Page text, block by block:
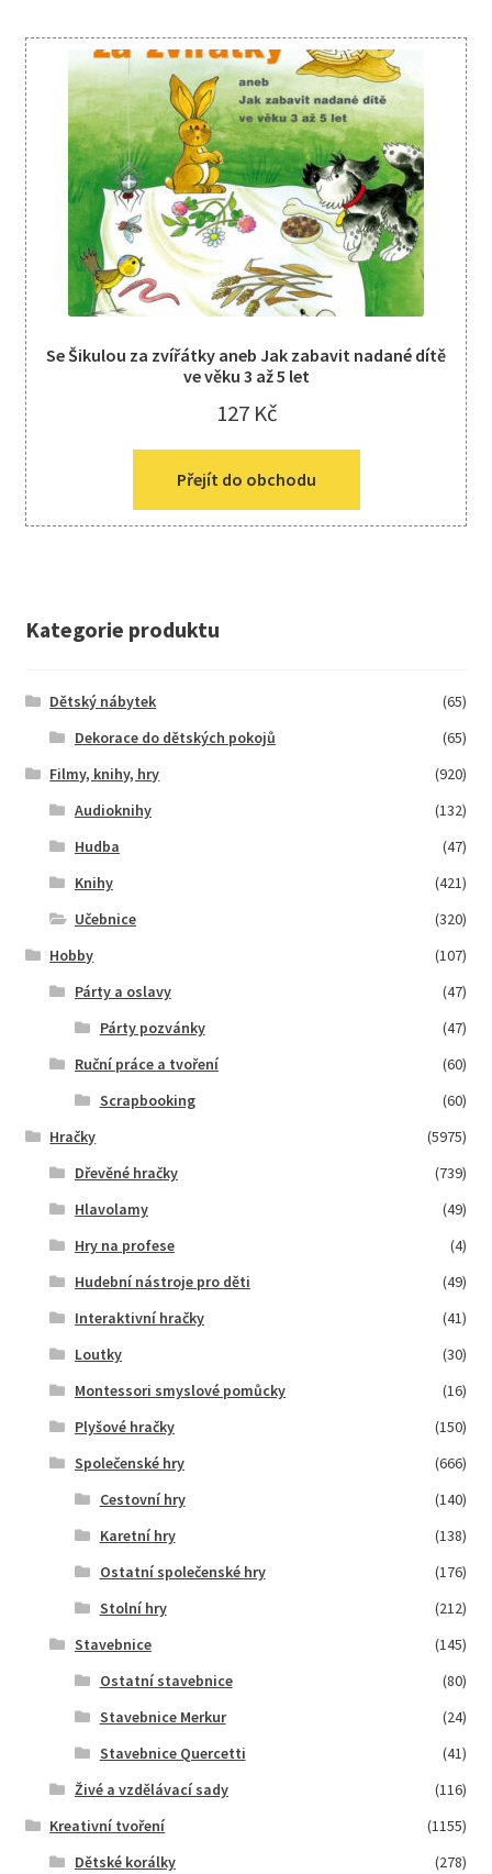
Se Šikulou za zvířátky aneb Jak zabavit nadané dítě
ve věku 3 až 5 let
127 Kč
Přejít do obchodu
Kategorie produktu
Dětský nábytek
(65)
Dekorace do dětských pokojů
(65)
Filmy, knihy, hry
(920)
Audioknihy
(132)
Hudba
(47)
Knihy
(421)
Učebnice
(320)
Hobby
(107)
Párty a oslavy
(47)
Párty pozvánky
(47)
Ruční práce a tvoření
(60)
Scrapbooking
(60)
Hračky
(5975)
Dřevěné hračky
(739)
Hlavolamy
(49)
Hry na profese
(4)
Hudební nástroje pro děti
(49)
Interaktivní hračky
(41)
Loutky
(30)
Montessori smyslové pomůcky
(16)
Plyšové hračky
(150)
Společenské hry
(666)
Cestovní hry
(140)
Karetní hry
(138)
Ostatní společenské hry
(176)
Stolní hry
(212)
Stavebnice
(145)
Ostatní stavebnice
(80)
Stavebnice Merkur
(24)
Stavebnice Quercetti
(41)
Živé a vzdělávací sady
(116)
Kreativní tvoření
(1155)
Dětské korálky
(278)